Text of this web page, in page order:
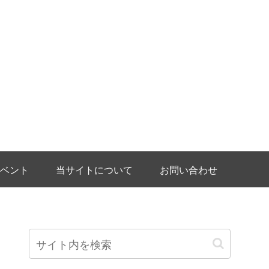
ント 当サイトについて お問い合わせ